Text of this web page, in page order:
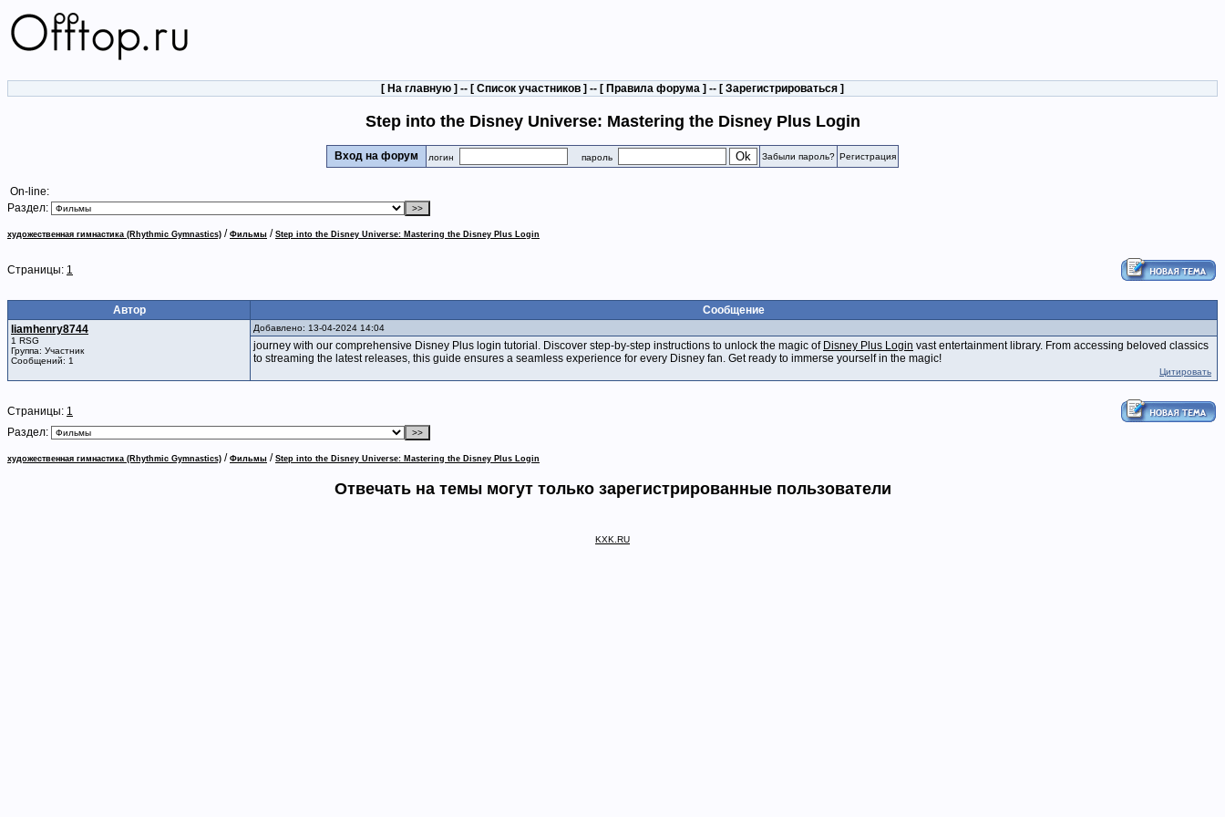
[ На главную ] -- [ Список участников ] -- [ Правила форума ] -- [ Зарегистрироваться ]
Step into the Disney Universe: Mastering the Disney Plus Login
Вход на форум логин пароль Забыли пароль? Регистрация
On-line:
Раздел:
художественная гимнастика (Rhythmic Gymnastics) / Фильмы / Step into the Disney Universe: Mastering the Disney Plus Login
Страницы: 1
Автор
Сообщение
liamhenry8744
1 RSG
Группа: Участник
Сообщений: 1
Добавлено: 13-04-2024 14:04
journey with our comprehensive Disney Plus login tutorial. Discover step-by-step instructions to unlock the magic of Disney Plus Login vast entertainment library. From accessing beloved classics
to streaming the latest releases, this guide ensures a seamless experience for every Disney fan. Get ready to immerse yourself in the magic!
Цитировать
Страницы: 1
Раздел:
художественная гимнастика (Rhythmic Gymnastics) / Фильмы / Step into the Disney Universe: Mastering the Disney Plus Login
Отвечать на темы могут только зарегистрированные пользователи
KXK.RU